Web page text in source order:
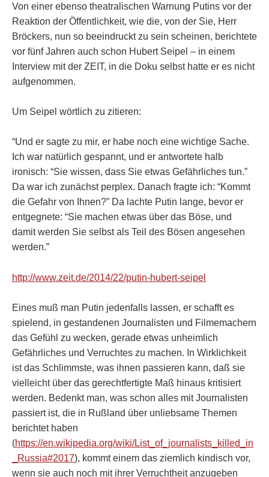
Von einer ebenso theatralischen Warnung Putins vor der
Reaktion der Öffentlichkeit, wie die, von der Sie, Herr
Bröckers, nun so beeindruckt zu sein scheinen, berichtete
vor fünf Jahren auch schon Hubert Seipel – in einem
Interview mit der ZEIT, in die Doku selbst hatte er es nicht
aufgenommen.
Um Seipel wörtlich zu zitieren:
“Und er sagte zu mir, er habe noch eine wichtige Sache.
Ich war natürlich gespannt, und er antwortete halb
ironisch: “Sie wissen, dass Sie etwas Gefährliches tun.”
Da war ich zunächst perplex. Danach fragte ich: “Kommt
die Gefahr von Ihnen?” Da lachte Putin lange, bevor er
entgegnete: “Sie machen etwas über das Böse, und
damit werden Sie selbst als Teil des Bösen angesehen
werden.”
http://www.zeit.de/2014/22/putin-hubert-seipel
Eines muß man Putin jedenfalls lassen, er schafft es
spielend, in gestandenen Journalisten und Filmemachern
das Gefühl zu wecken, gerade etwas unheimlich
Gefährliches und Verruchtes zu machen. In Wirklichkeit
ist das Schlimmste, was ihnen passieren kann, daß sie
vielleicht über das gerechtfertigte Maß hinaus kritisiert
werden. Bedenkt man, was schon alles mit Journalisten
passiert ist, die in Rußland über unliebsame Themen
berichtet haben
(https://en.wikipedia.org/wiki/List_of_journalists_killed_in
_Russia#2017), kommt einem das ziemlich kindisch vor,
wenn sie auch noch mit ihrer Verruchtheit anzugeben